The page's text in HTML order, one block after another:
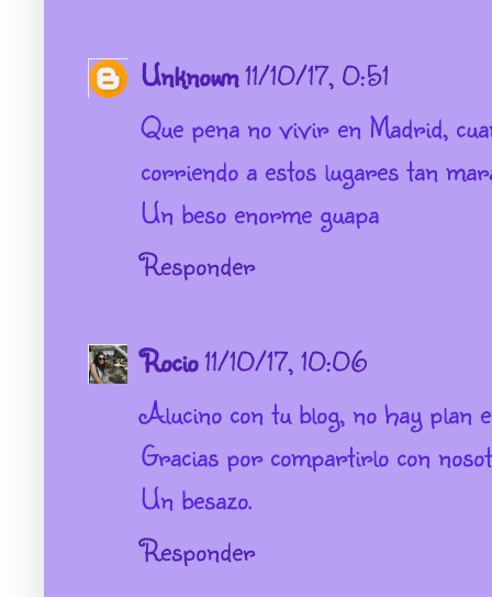
Unknown11/10/17, 0:51
Que pena no vivir en Madrid,
corriendo a estos lugares tan
Un beso enorme guapa
Responder
Rocio11/10/17, 10:06
Alucino con tu blog, no hay plan
Gracias por compartirlo con
Un besazo.
Responder